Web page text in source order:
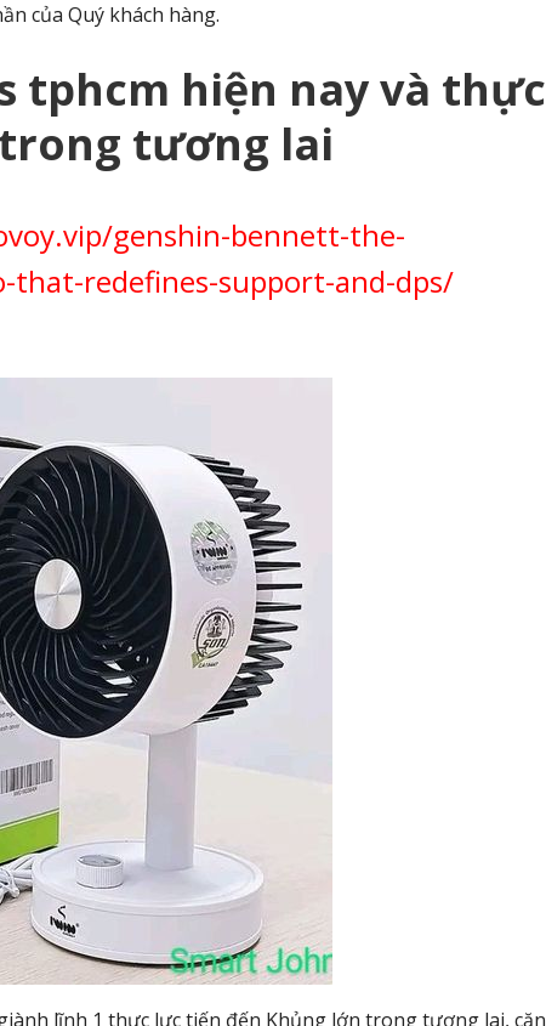
của Quý khách hàng.
tphcm hiện nay và thực
tương lai
genshin-bennett-the-
that-redefines-support-and-dps/
lĩnh 1 thực lực tiến đến Khủng lớn trong tương lai, căn